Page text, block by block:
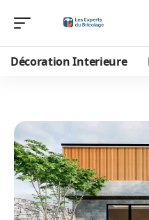
Décoration Interieure